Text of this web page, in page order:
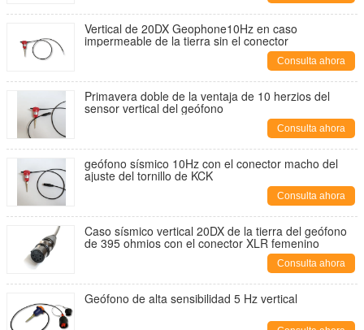
Vertical de 20DX Geophone10Hz en caso
impermeable de la tierra sin el conector
Consulta ahora
Primavera doble de la ventaja de 10 herzios del
sensor vertical del geófono
Consulta ahora
geófono sísmico 10Hz con el conector macho del
ajuste del tornillo de KCK
Consulta ahora
Caso sísmico vertical 20DX de la tierra del geófono
de 395 ohmios con el conector XLR femenino
Consulta ahora
Geófono de alta sensibilidad 5 Hz vertical